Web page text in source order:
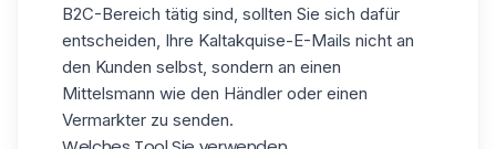
B2C-Bereich tätig sind, sollten Sie sich dafür
entscheiden, Ihre Kaltakquise-E-Mails nicht an
den Kunden selbst, sondern an einen
Mittelsmann wie den Händler oder einen
Vermarkter zu senden.